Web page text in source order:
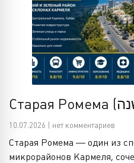
10.07.2026 | нет комментариев
Старая Ромема — один из
микрорайонов Кармеля,